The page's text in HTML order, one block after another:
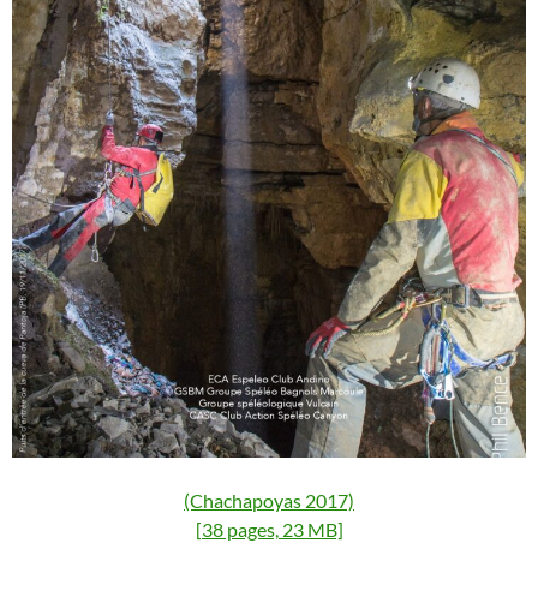
(Chachapoyas 2017)
[38 pages, 23 MB]